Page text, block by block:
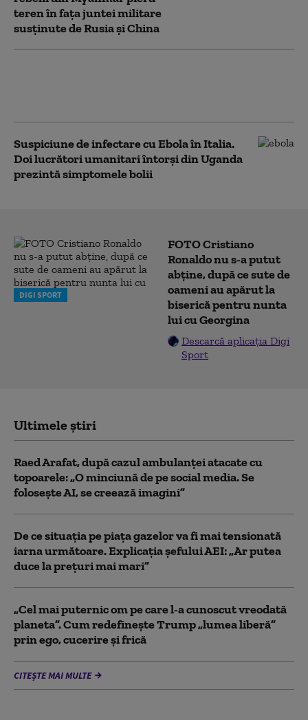
teren în fața juntei militare
susținute de Rusia și China
Suspiciune de infectare cu Ebola în Italia.
Doi lucrători umanitari întorși din Uganda
prezintă simptomele bolii
DIGI SPORT
FOTO Cristiano
Ronaldo nu s-a putut
abține, după ce sute de
oameni au apărut la
biserică pentru nunta
lui cu Georgina
Descarcă aplicația Digi
Sport
Ultimele știri
Raed Arafat, după cazul ambulanței atacate cu
topoarele: „O minciună de pe social media. Se
folosește AI, se creează imagini”
De ce situaţia pe piaţa gazelor va fi mai tensionată
iarna următoare. Explicația șefului AEI: „Ar putea
duce la preţuri mai mari”
„Cel mai puternic om pe care l-a cunoscut vreodată
planeta”. Cum redefinește Trump „lumea liberă”
prin ego, cucerire și frică
CITEȘTE MAI MULTE